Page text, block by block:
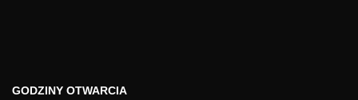
GODZINY OTWARCIA